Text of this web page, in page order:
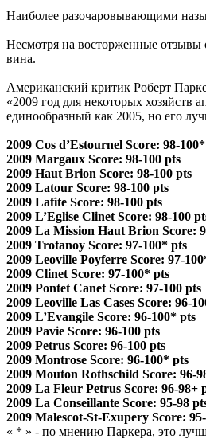
Наиболее разочаровывающими
Несмотря на восторженные отзывы
вина.
Американский критик Роберт
«2009 год для некоторых хозяйств
единообразный как 2005, но его
2009 Cos d’Estournel Score: 98-
2009 Margaux Score: 98-100 pts
2009 Haut Brion Score: 98-100 pts
2009 Latour Score: 98-100 pts
2009 Lafite Score: 98-100 pts
2009 L’Eglise Clinet Score: 98-100
2009 La Mission Haut Brion Score:
2009 Trotanoy Score: 97-100* pts
2009 Leoville Poyferre Score: 97-
2009 Clinet Score: 97-100* pts
2009 Pontet Canet Score: 97-100 pts
2009 Leoville Las Cases Score: 96-
2009 L’Evangile Score: 96-100* pts
2009 Pavie Score: 96-100 pts
2009 Petrus Score: 96-100 pts
2009 Montrose Score: 96-100* pts
2009 Mouton Rothschild Score: 96-
2009 La Fleur Petrus Score: 96-98+
2009 La Conseillante Score: 95-98
2009 Malescot-St-Exupery Score:
« * » - по мнению Паркера, это